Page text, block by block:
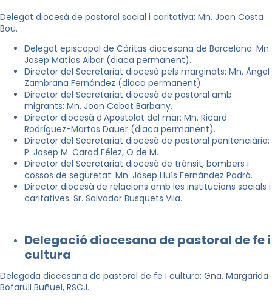
Delegat diocesà de pastoral social i caritativa: Mn. Joan Costa
Bou.
Delegat episcopal de Càritas diocesana de Barcelona: Mn.
Josep Matías Aibar (diaca permanent).
Director del Secretariat diocesà pels marginats: Mn. Àngel
Zambrana Fernández (diaca permanent).
Director del Secretariat diocesà de pastoral amb
migrants: Mn. Joan Cabot Barbany.
Director diocesà d’Apostolat del mar: Mn. Ricard
Rodríguez-Martos Dauer (diaca permanent).
Director del Secretariat diocesà de pastoral penitenciària:
P. Josep M. Carod Félez, O de M.
Director del Secretariat diocesà de trànsit, bombers i
cossos de seguretat: Mn. Josep Lluís Fernández Padró.
Director diocesà de relacions amb les institucions socials i
caritatives: Sr. Salvador Busquets Vila.
Delegació diocesana de pastoral de fe i
cultura
Delegada diocesana de pastoral de fe i cultura: Gna. Margarida
Bofarull Buñuel, RSCJ.